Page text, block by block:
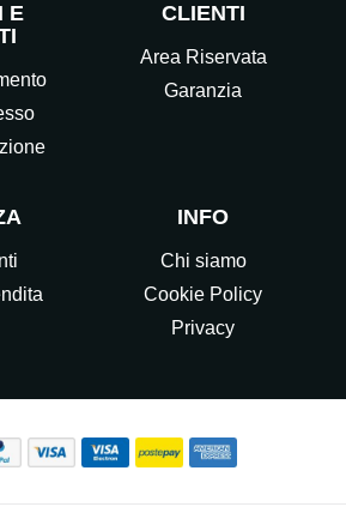
E
CLIENTI
Area Riservata
Garanzia
INFO
Chi siamo
Cookie Policy
Privacy